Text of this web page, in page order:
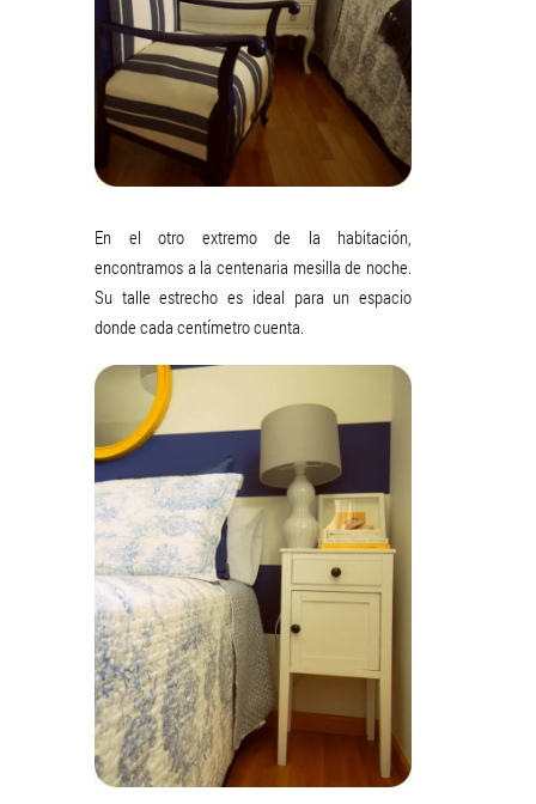
En el otro extremo de la habitación,
encontramos a la centenaria mesilla de noche.
Su talle estrecho es ideal para un espacio
donde cada centímetro cuenta.